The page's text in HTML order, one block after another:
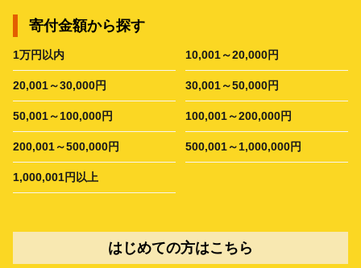
寄付金額から探す
1万円以内 10,001～20,000円
20,001～30,000円 30,001～50,000円
50,001～100,000円 100,001～200,000円
200,001～500,000円 500,001～1,000,000円
1,000,001円以上
はじめての方はこちら